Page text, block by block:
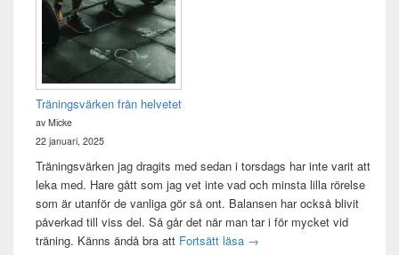
Träningsvärken från helvetet
av Micke
22 januari, 2025
Träningsvärken jag dragits med sedan i torsdags har inte varit att
leka med. Hare gått som jag vet inte vad och minsta lilla rörelse
som är utanför de vanliga gör så ont. Balansen har också blivit
påverkad till viss del. Så går det när man tar i för mycket vid
träning. Känns ändå bra att Fortsätt läsa Träningsvärken från helvetet
→